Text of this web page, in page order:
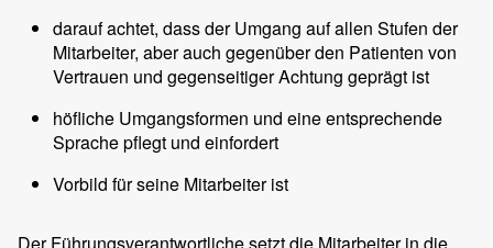
darauf achtet, dass der Umgang auf allen Stufen der
Mitarbeiter, aber auch gegenüber den Patienten von
Vertrauen und gegenseitiger Achtung geprägt ist
höfliche Umgangsformen und eine entsprechende
Sprache pflegt und einfordert
Vorbild für seine Mitarbeiter ist
Der Führungsverantwortliche setzt die Mitarbeiter in die